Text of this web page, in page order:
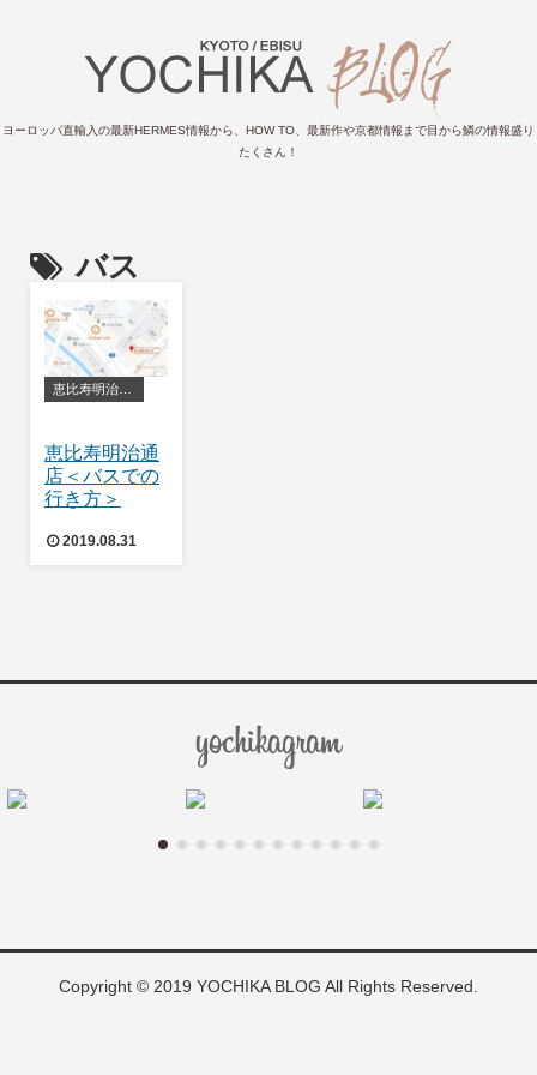
ヨーロッパ直輸入の最新HERMES情報から、HOW TO、最新作や京都情報まで目から鱗の情報盛り
たくさん！
バス
恵比寿明治通り店
恵比寿明治通
店＜バスでの
行き方＞
2019.08.31
Copyright © 2019 YOCHIKA BLOG All Rights Reserved.